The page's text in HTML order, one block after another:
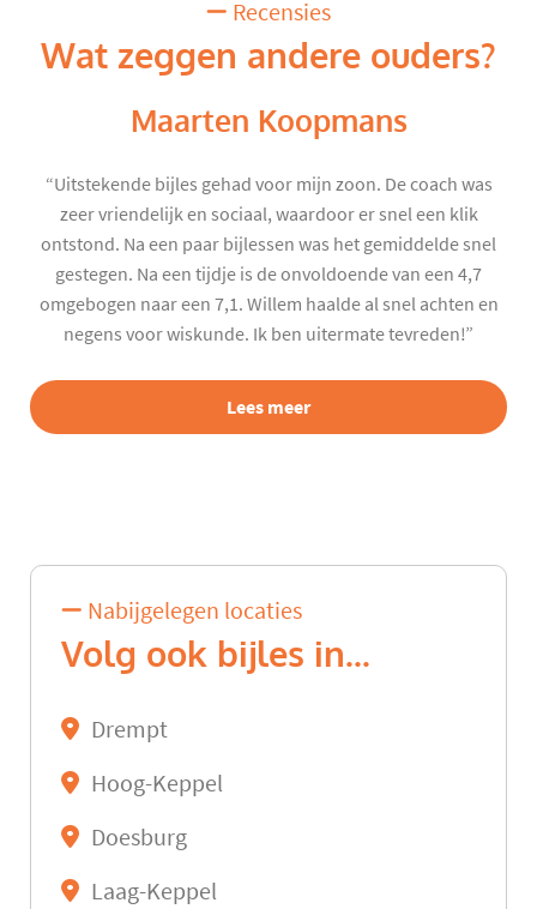
Recensies
Wat zeggen andere ouders?
Maarten Koopmans
“Uitstekende bijles gehad voor mijn zoon. De coach was
zeer vriendelijk en sociaal, waardoor er snel een klik
ontstond. Na een paar bijlessen was het gemiddelde snel
gestegen. Na een tijdje is de onvoldoende van een 4,7
omgebogen naar een 7,1. Willem haalde al snel achten en
negens voor wiskunde. Ik ben uitermate tevreden!”
Lees meer
Nabijgelegen locaties
Volg ook bijles in...
Drempt
Hoog-Keppel
Doesburg
Laag-Keppel